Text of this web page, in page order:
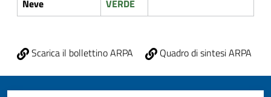
Neve
VERDE
Scarica il bollettino ARPA Quadro di sintesi ARPA